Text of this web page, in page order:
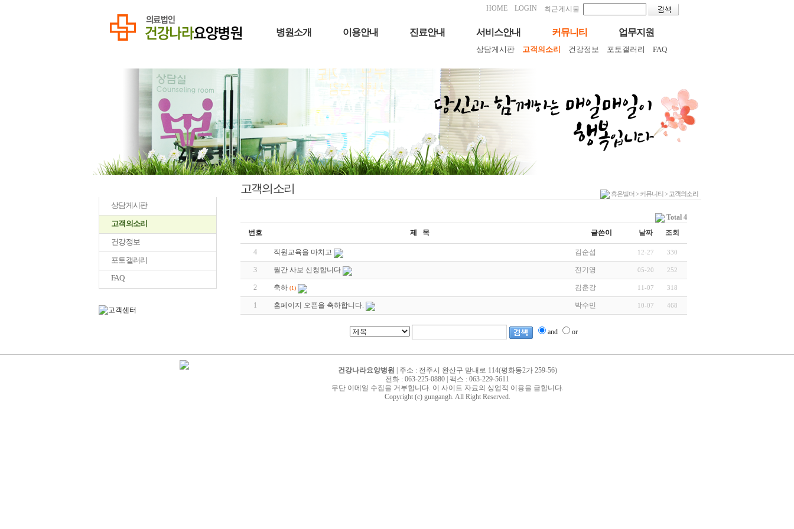
최근게시물
LOGIN
HOME
병원소개 이용안내 진료안내 서비스안내 커뮤니티 업무지원
상담게시판 고객의소리 건강정보 포토갤러리 FAQ
상담게시판
고객의소리
건강정보
포토갤러리
FAQ
고객의소리 휴온빌더 >커뮤니티 > 고객의소리
Total 4
번호
제 목 글쓴이 날짜 조회
4 직원교육을 마치고 김순섭 12-27 330
3 월간 사보 신청합니다 전기영 05-20 252
2 축하 (1) 김춘강 11-07 318
1 홈페이지 오픈을 축하합니다. 박수민 10-07 468
and or
건강나라요양병원 | 주소 : 전주시 완산구 맏내로 114(평화동2가 259-56)
전화 : 063-225-0880 | 팩스 : 063-229-5611
무단 이메일 수집을 거부합니다. 이 사이트 자료의 상업적 이용을 금합니다.
Copyright (c) gungangh. All Right Reserved.